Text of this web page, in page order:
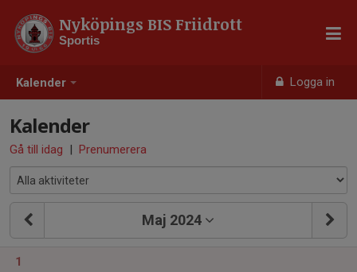
Kalender Logga in
Nyköpings BIS Friidrott
Sportis
Kalender
Gå till idag | Prenumerera
Maj 2024
1